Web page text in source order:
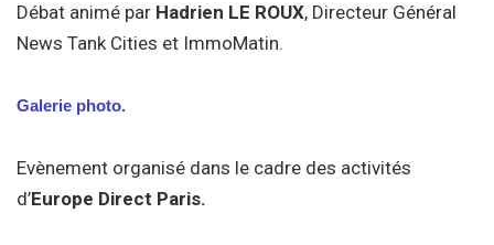
Débat animé par Hadrien LE ROUX, Directeur Général
News Tank Cities et ImmoMatin.
Galerie photo.
Evènement organisé dans le cadre des activités
d’Europe Direct Paris.